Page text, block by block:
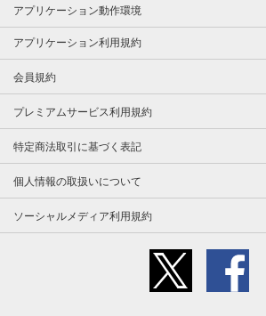
アプリケーション動作環境
アプリケーション利用規約
会員規約
プレミアムサービス利用規約
特定商法取引に基づく表記
個人情報の取扱いについて
ソーシャルメディア利用規約